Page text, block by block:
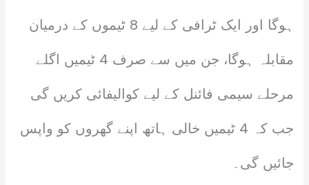
ہوگا اور ایک ٹرافی کے لیے 8 ٹیموں کے درمیان
مقابلہ ہوگا، جن میں سے صرف 4 ٹیمیں اگلے
مرحلے سیمی فائنل کے لیے کوالیفائی کریں گی
جب کہ 4 ٹیمیں خالی ہاتھ اپنے گھروں کو واپس
جائیں گی۔